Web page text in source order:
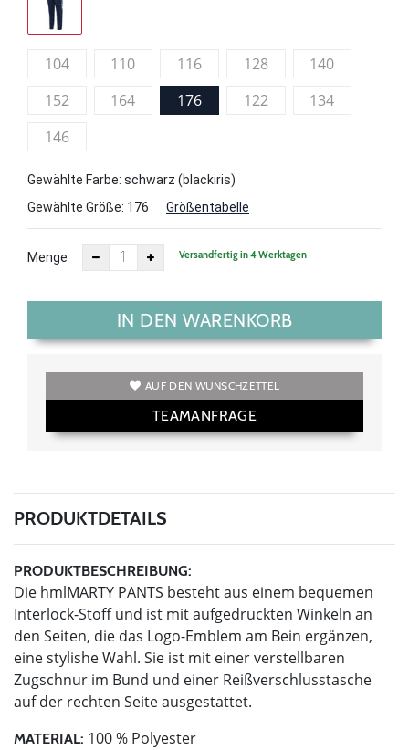
104 110 116 128
140
152
164 176 122
134
146
Gewählte Farbe: schwarz (blackiris)
Gewählte Größe: 176 Größentabelle
Menge Versandfertig in 4 Werktagen
IN DEN WARENKORB
AUF DEN WUNSCHZETTEL
TEAMANFRAGE
PRODUKTDETAILS
PRODUKTBESCHREIBUNG:
Die hmlMARTY PANTS besteht aus einem bequemen
Interlock-Stoff und ist mit aufgedruckten Winkeln an
den Seiten, die das Logo-Emblem am Bein ergänzen,
eine stylishe Wahl. Sie ist mit einer verstellbaren
Zugschnur im Bund und einer Reißverschlusstasche
auf der rechten Seite ausgestattet.
MATERIAL: 100 % Polyester